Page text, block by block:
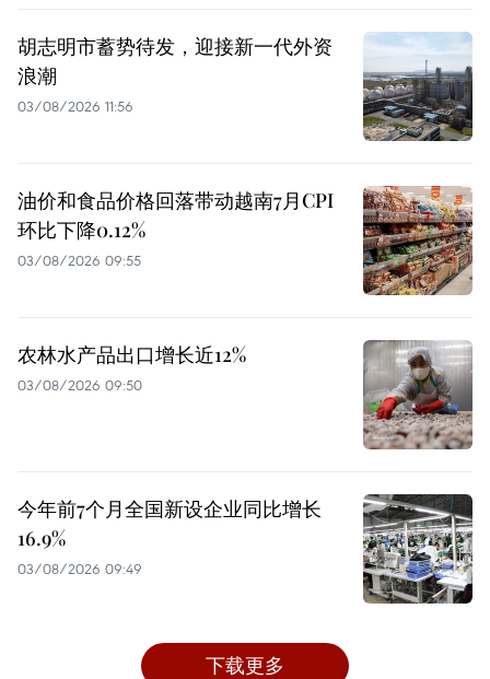
胡志明市蓄势待发，迎接新一代外资
浪潮
03/08/2026 11:56
油价和食品价格回落带动越南7月CPI
环比下降0.12%
03/08/2026 09:55
农林水产品出口增长近12%
03/08/2026 09:50
今年前7个月全国新设企业同比增长
16.9%
03/08/2026 09:49
下载更多